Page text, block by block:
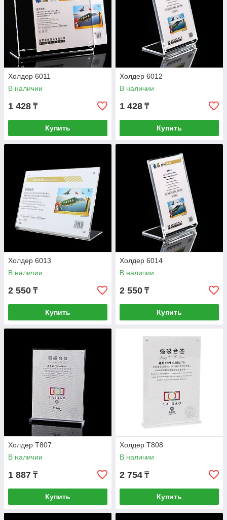
Холдер 6011
В наличии
1 428 ₸
Купить
Холдер 6012
В наличии
1 428 ₸
Купить
Холдер 6013
В наличии
2 550 ₸
Купить
Холдер 6014
В наличии
2 550 ₸
Купить
Холдер T807
В наличии
1 887 ₸
Купить
Холдер T808
В наличии
2 754 ₸
Купить